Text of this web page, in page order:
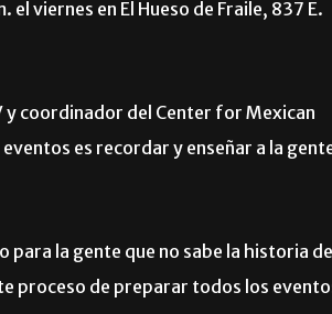
viernes en El Hueso de Fraile, 837 E.
coordinador del Center for Mexican
es recordar y enseñar a la
para la gente que no sabe la historia de
proceso de preparar todos los